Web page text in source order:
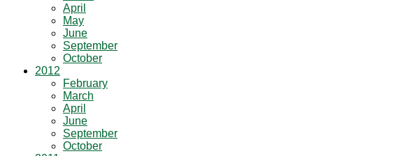
April
May
June
September
October
2012
February
March
April
June
September
October